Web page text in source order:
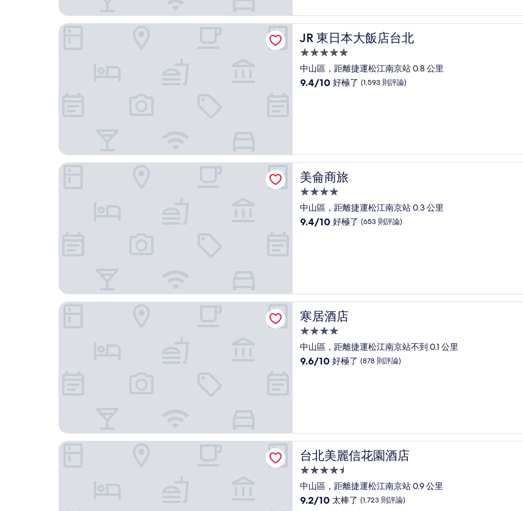
極
(1,338
則
評
論)
JR 東日本大飯店台北
JR 東日本大飯店台北
5.0
星
級
中山區，距離捷運松江南京站 0.8 公里
9.4
極
了，
(1,593
則
評
論)
9.4/10 好極了 (1,593 則評論)
JR 東日本大飯店台北
美侖商旅
美侖商旅
4.0
星
級
中山區，距離捷運松江南京站 0.3 公里
9.4
極
了，
(653
則
評
論)
9.4/10 好極了 (653 則評論)
美侖商旅
寒居酒店
寒居酒店
4.0
星
級
中山區，距離捷運松江南京站不到 0.1 公里
9.6
極
了，
(878
則
評
論)
9.6/10 好極了 (878 則評論)
寒居酒店
台北美麗信花園酒店
台北美麗信花園酒店
4.5
星
級
中山區，距離捷運松江南京站 0.9 公里
9.2
9.2/10 太棒了 (1,723 則評論)
台北美麗信花園酒店